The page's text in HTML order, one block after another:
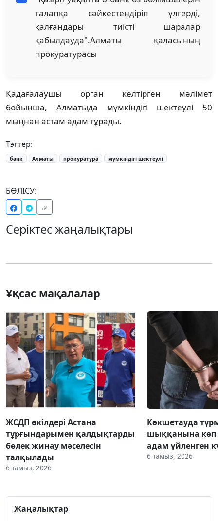
талапқа сәйкестендіріп үлгерді,
қалғандары тиісті шаралар
қабылдауда".Алматы қаласының
прокуратурасы
Қадағалаушы орган келтірген мәлімет
бойынша, Алматыда мүмкіндігі шектеулі 50
мыңнан астам адам тұрады.
Тэгтер:
банк Алматы прокуратура мүмкіндігі шектеулі
БӨЛІСУ:
Серіктес жаңалықтары
Ұқсас мақалалар
ЖСДП өкілдері Астана
тұрғындарымен қалдықтарды
бөлек жинау мәселесін
талқылады
6 тамыз, 2026
Көкшетауда
шыққанына көп
адам үйленген
6 тамыз, 2026
Жаңалықтар